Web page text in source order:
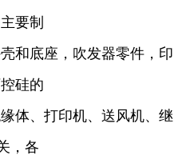
要制
和底座，吹发器零件，印
硅的
体、打印机、送风机、继
，各